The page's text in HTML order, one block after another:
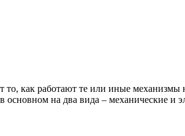
как работают те или иные механизмы
на два вида – механические и